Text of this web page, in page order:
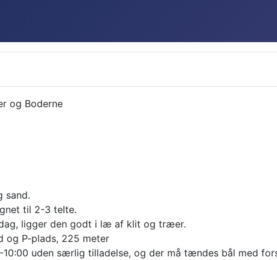
og Boderne
sand.
til 2-3 telte.
ligger den godt i læ af klit og træer.
og P-plads, 225 meter
10:00 uden særlig tilladelse, og der må tændes bål med